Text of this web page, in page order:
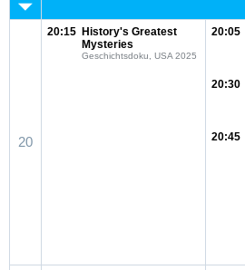
20
20:15 History's Greatest
Mysteries
Geschichtsdoku, USA 2025
20:05
20:30
20:45